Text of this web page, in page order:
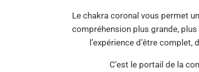
Le chakra coronal vous permet
compréhension plus grande,
l’expérience d’être complet,
C’est le portail de la